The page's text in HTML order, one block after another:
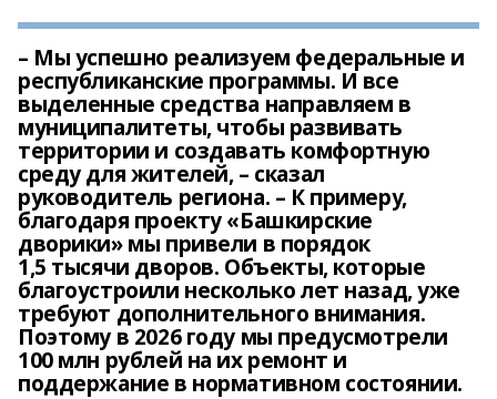
– Мы успешно реализуем федеральные и
республиканские программы. И все
выделенные средства направляем в
муниципалитеты, чтобы развивать
территории и создавать комфортную
среду для жителей, – сказал
руководитель региона. – К примеру,
благодаря проекту «Башкирские
дворики» мы привели в порядок
1,5 тысячи дворов. Объекты, которые
благоустроили несколько лет назад, уже
требуют дополнительного внимания.
Поэтому в 2026 году мы предусмотрели
100 млн рублей на их ремонт и
поддержание в нормативном состоянии.